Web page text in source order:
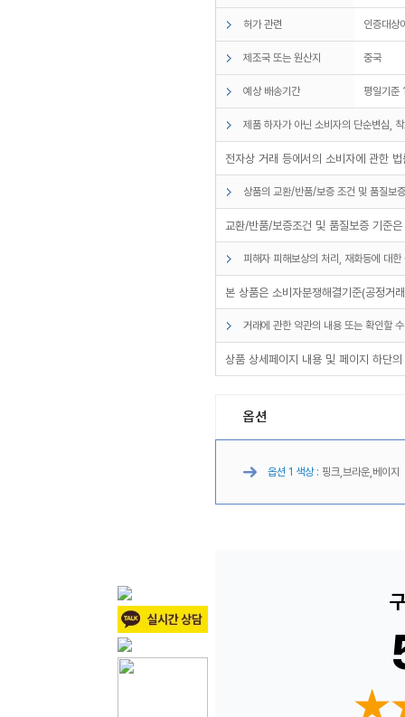
허가 관련 인증대상
제조국 또는 원산지 중국
예상 배송기간 평일기준
제품 하자가 아닌 소비자의 단순변심,
전자상 거래 등에서의 소비자에 관한
상품의 교환/반품/보증 조건 및 품질보
교환/반품/보증조건 및 품질보증 기준
피해자 피해보상의 처리, 재화등에 대
본 상품은 소비자분쟁해결기준(공정거
거래에 관한 약관의 내용 또는 확인할
상품 상세페이지 내용 및 페이지 하단
옵션
옵션 1 색상 : 핑크,브라운,베이지